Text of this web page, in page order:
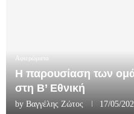
Αφιερώματα
Η παρουσίαση των
στη Β’ Εθνική
by Βαγγέλης Ζώτος 17/05/